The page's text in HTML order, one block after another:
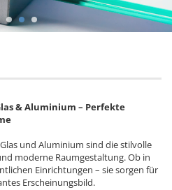
& Aluminium – Perfekte
und Aluminium sind die stilvolle
moderne Raumgestaltung. Ob in
Einrichtungen – sie sorgen für
Erscheinungsbild.